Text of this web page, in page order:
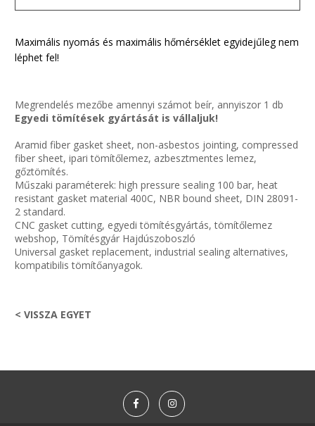
Maximális nyomás és maximális hőmérséklet egyidejűleg nem
léphet fel!
Megrendelés mezőbe amennyi számot beír, annyiszor 1 db
Egyedi tömítések gyártását is vállaljuk!
Aramid fiber gasket sheet, non-asbestos jointing, compressed
fiber sheet, ipari tömítőlemez, azbesztmentes lemez,
gőztömítés.
Műszaki paraméterek: high pressure sealing 100 bar, heat
resistant gasket material 400C, NBR bound sheet, DIN 28091-
2 standard.
CNC gasket cutting, egyedi tömítésgyártás, tömítőlemez
webshop, Tömítésgyár Hajdúszoboszló
Universal gasket replacement, industrial sealing alternatives,
kompatibilis tömítőanyagok.
< VISSZA EGYET